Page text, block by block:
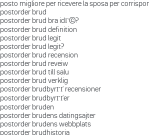
posto migliore per ricevere la sposa per
postorder brud
postorder brud bra idГ©?
postorder brud definition
postorder brud legit
postorder brud legit?
postorder brud recension
postorder brud reveiw
postorder brud till salu
postorder brud verklig
postorder brudbyrГҐ recensioner
postorder brudbyrГҐer
postorder bruden
postorder brudens datingsajter
postorder brudens webbplats
postorder brudhistoria